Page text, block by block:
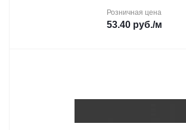
Розничная цена
53.40руб./м